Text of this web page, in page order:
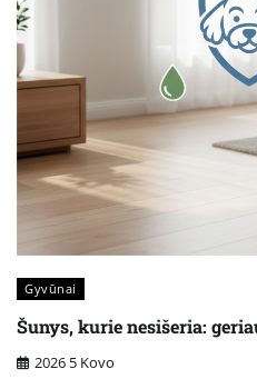
Gyvūnai
Šunys, kurie nesišeria:
2026 5 Kovo